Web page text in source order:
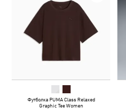
Футболка PUMA Class Relaxed
Graphic Tee Women